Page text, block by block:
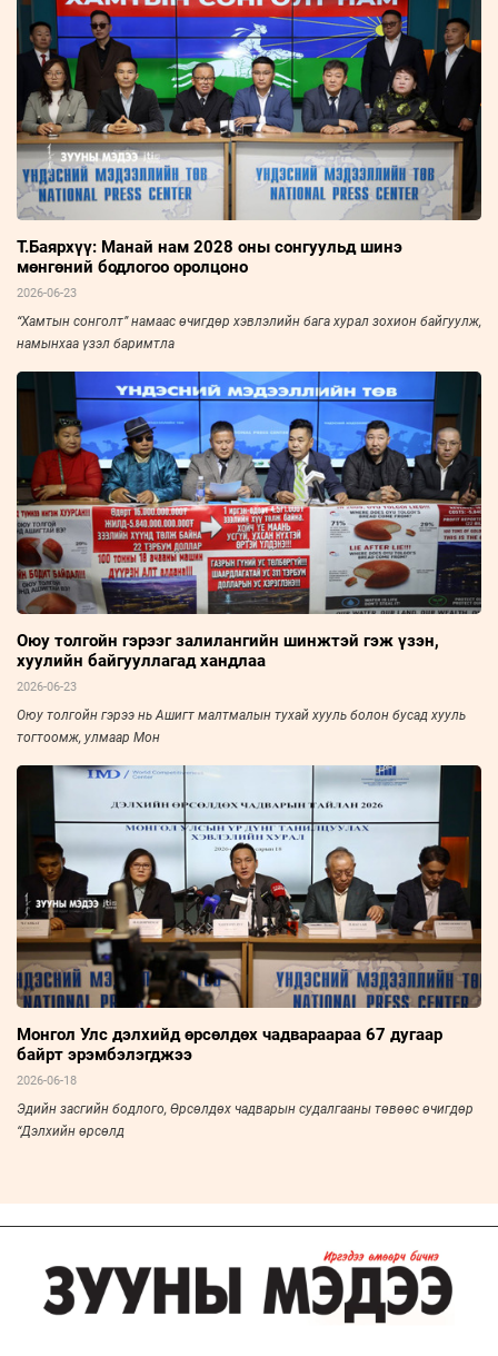
Т.Баярхүү: Манай нам 2028 оны сонгуульд шинэ
мөнгөний бодлогоо оролцоно
2026-06-23
“Хамтын сонголт” намаас өчигдөр хэвлэлийн бага хурал зохион байгуулж,
намынхаа үзэл баримтла
Оюу толгойн гэрээг залилангийн шинжтэй гэж үзэн,
хуулийн байгууллагад хандлаа
2026-06-23
​​​​​​​Оюу толгойн гэрээ нь Ашигт малтмалын тухай хууль болон бусад хууль
тогтоомж, улмаар Мон
Монгол Улс дэлхийд өрсөлдөх чадвараараа 67 дугаар
байрт эрэмбэлэгджээ
2026-06-18
Эдийн засгийн бодлого, Өрсөлдөх чадварын судалгааны төвөөс өчигдөр
“Дэлхийн өрсөлд